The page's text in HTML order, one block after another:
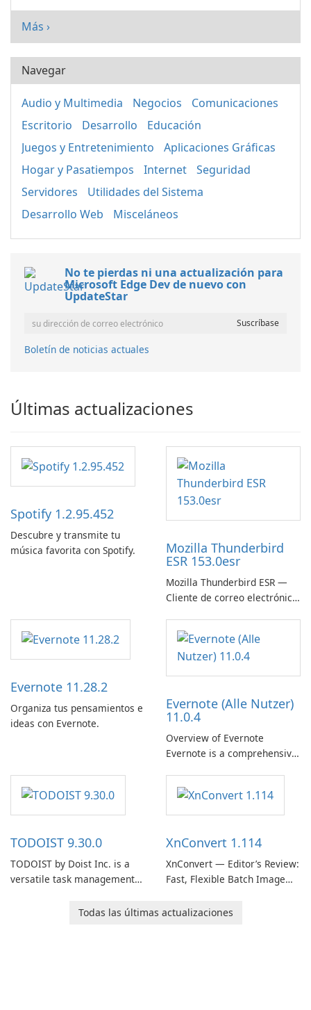
Más ›
Navegar
Audio y Multimedia Negocios
Comunicaciones
Escritorio
Desarrollo
Educación
Juegos y Entretenimiento
Aplicaciones Gráficas
Hogar y Pasatiempos
Internet
Seguridad
Servidores
Utilidades del Sistema
Desarrollo Web
Misceláneos
No te pierdas ni una actualización para
Microsoft Edge Dev de nuevo con
UpdateStar
Boletín de noticias actuales
Últimas actualizaciones
Spotify 1.2.95.452
Descubre y transmite tu
música favorita con Spotify.
Mozilla Thunderbird
ESR 153.0esr
Mozilla Thunderbird ESR —
Cliente de correo electrónico
empresas
Evernote 11.28.2
Organiza tus pensamientos e
ideas con Evernote.
Evernote (Alle Nutzer)
11.0.4
Overview of Evernote
Evernote is a comprehensive
software designed to help
users capture, organize, and
access information across
TODOIST 9.30.0
TODOIST by Doist Inc. is a
versatile task management
individuals and teams
XnConvert 1.114
XnConvert — Editor’s Review:
Fast, Flexible Batch Image
macOS and Linux XnConvert
Todas las últimas actualizaciones